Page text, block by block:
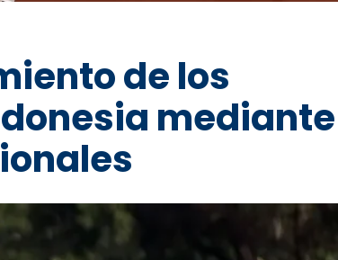
de los
mediante